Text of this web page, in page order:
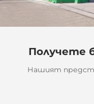
Получете
Нашият